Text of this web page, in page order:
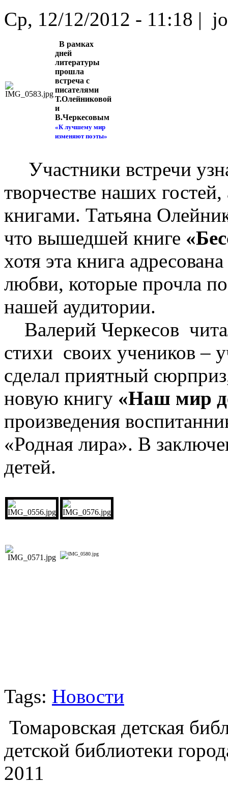
Ср, 12/12/2012 - 11:18 |
В рамках
дней
литературы
прошла
встреча с
писателями
Т.Олейниковой
и
В.Черкесовым
«К лучшему мир
изменяют поэты»
Участники встречи
творчестве наших
книгами. Татьяна
что вышедшей книге
хотя эта книга
любви, которые прочла
нашей аудитории.
Валерий Черкесов
стихи своих учеников –
сделал приятный
новую книгу «Наш мир
произведения
«Родная лира». В
детей.
Tags: Новости
Томаровская детская
детской библиотеки
2011